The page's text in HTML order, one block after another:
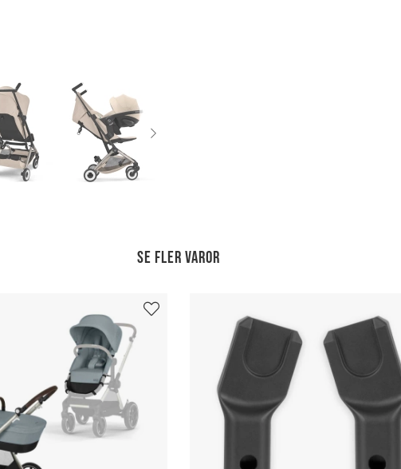
Se fler varor